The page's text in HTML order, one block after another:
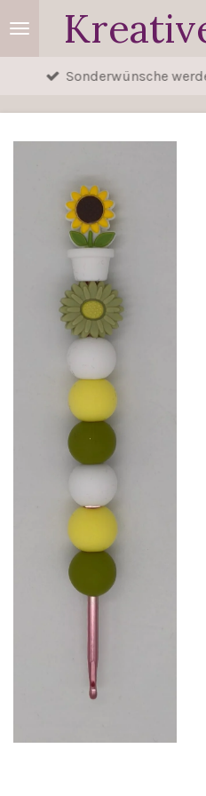
Zum
Hauptinhalt
springen Sonderwünsche